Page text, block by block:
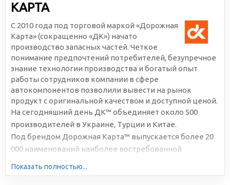
КАРТА
С 2010 года под торговой маркой «Дорожная
Карта» (сокращенно «ДК») начато
производство запасных частей. Четкое
понимание предпочтений потребителей, безупречное
знание технологии производства и богатый опыт
работы сотрудников компании в сфере
автокомпонентов позволили вывести на рынок
продукт с оригинальной качеством и доступной ценой.
На сегодняшний день ДК™ объединяет около 500
производителей в Украине, Турции и Китае.
Под брендом Дорожная Карта™ выпускается более 20
000 наименований наиболее востребованной
Показать полностью...